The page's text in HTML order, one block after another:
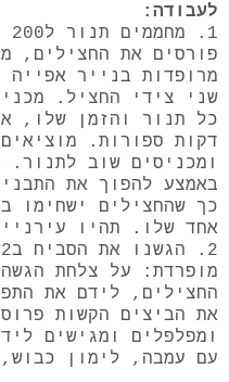
לעבודה:
פורסים את החצילים,
מרופדות בנייר
שני צידי החציל.
כל תנור והזמן שלו,
דקות ספורות.
ומכניסים שוב
באמצע להפוך את
כך שהחצילים ישחימו
אחד שלו. תהיו
מופרדת: על צלחת
החצילים, לידם את
את הביצים הקשות
ומפלפלים ומגישים
עם עמבה, לימון